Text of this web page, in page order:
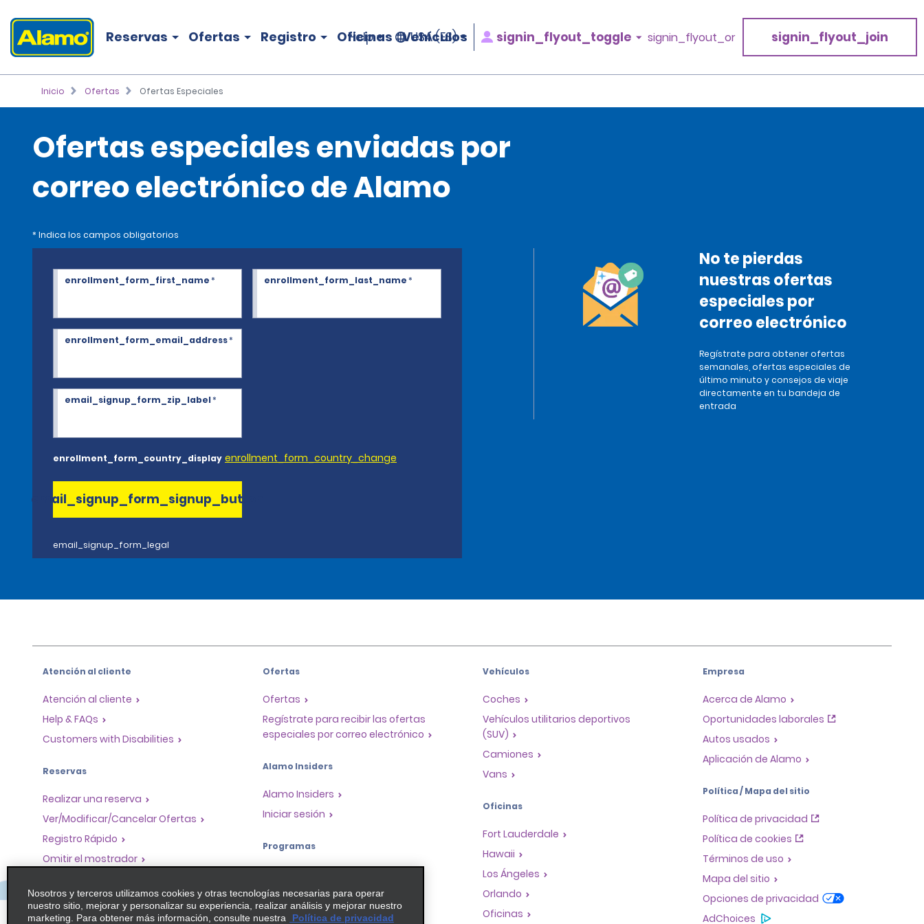
Reservas Ofertas Registro Oficinas Vehículos
Help USA (ES) signin_flyout_toggle signin_flyout_or signin_flyout_join
Inicio Ofertas Ofertas Especiales
Ofertas especiales enviadas por
correo electrónico de Alamo
* Indica los campos obligatorios
enrollment_form_first_name* enrollment_form_last_name*
enrollment_form_email_address*
email_signup_form_zip_label*
enrollment_form_country_display enrollment_form_country_change
email_signup_form_signup_button
email_signup_form_legal
No te pierdas
nuestras ofertas
especiales por
correo electrónico
Regístrate para obtener ofertas
semanales, ofertas especiales de
último minuto y consejos de viaje
directamente en tu bandeja de
entrada
Atención al cliente
Atención al cliente
Help & FAQs
Customers with Disabilities
Reservas
Realizar una reserva
Ver/Modificar/Cancelar Ofertas
Registro Rápido
Omitir el mostrador
Alquiler de autos solo de ida
Ofertas
Ofertas
Regístrate para recibir las ofertas
especiales por correo electrónico
Alamo Insiders
Alamo Insiders
Iniciar sesión
Programas
socios
Oportunidades de franquicias
Vehículos
Coches
Vehículos utilitarios deportivos
(SUV)
Camiones
Vans
Oficinas
Fort Lauderdale
Hawaii
Los Ángeles
Orlando
Oficinas
Empresa
Acerca de Alamo
Oportunidades laborales
Autos usados
Aplicación de Alamo
Política / Mapa del sitio
Política de privacidad
Política de cookies
Términos de uso
Mapa del sitio
Opciones de privacidad
AdChoices
Nosotros y terceros utilizamos cookies y otras tecnologías necesarias para operar
nuestro sitio, mejorar y personalizar su experiencia, realizar análisis y mejorar nuestro
marketing. Para obtener más información, consulte nuestra
Política de privacidad